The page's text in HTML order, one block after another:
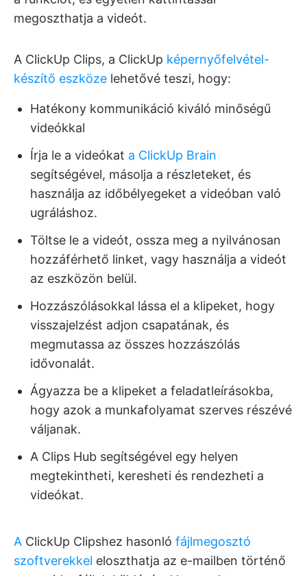
megoszthatja a videót.
A ClickUp Clips, a ClickUp képernyőfelvétel-
készítő eszköze lehetővé teszi, hogy:
Hatékony kommunikáció kiváló minőségű
videókkal
Írja le a videókat a ClickUp Brain
segítségével, másolja a részleteket, és
használja az időbélyegeket a videóban való
ugráláshoz.
Töltse le a videót, ossza meg a nyilvánosan
hozzáférhető linket, vagy használja a videót
az eszközön belül.
Hozzászólásokkal lássa el a klipeket, hogy
visszajelzést adjon csapatának, és
megmutassa az összes hozzászólás
idővonalát.
Ágyazza be a klipeket a feladatleírásokba,
hogy azok a munkafolyamat szerves részévé
váljanak.
A Clips Hub segítségével egy helyen
megtekintheti, keresheti és rendezheti a
videókat.
A ClickUp Clipshez hasonló fájlmegosztó
szoftverekkel eloszthatja az e-mailben történő